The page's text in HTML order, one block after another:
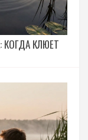
КОГДА КЛЮЕТ